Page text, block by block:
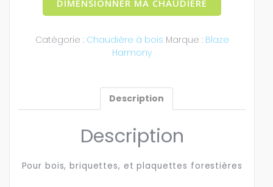
DIMENSIONNER MA CHAUDIÈRE
Catégorie : Chaudière à bois Marque : Blaze
Harmony
Description
Description
Pour bois, briquettes, et plaquettes forestières